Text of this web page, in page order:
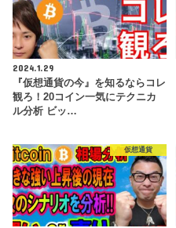
2024.1.29
『仮想通貨の今』を知るならコレ
観ろ！20コイン一気にテクニカ
ル分析 ビッ…
仮想通貨